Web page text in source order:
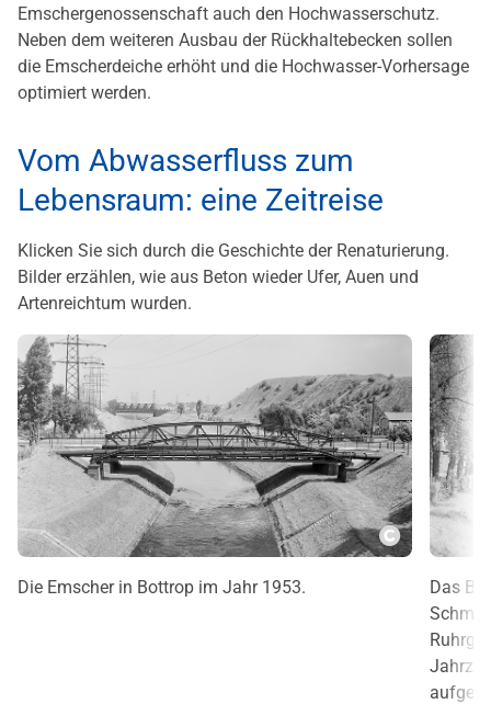
Emschergenossenschaft auch den Hochwasserschutz.
Neben dem weiteren Ausbau der Rückhaltebecken sollen
die Emscherdeiche erhöht und die Hochwasser-Vorhersage
optimiert werden.
Vom Abwasserfluss zum
Lebensraum: eine Zeitreise
Klicken Sie sich durch die Geschichte der Renaturierung.
Bilder erzählen, wie aus Beton wieder Ufer, Auen und
Artenreichtum wurden.
Copyright
Die Emscher in Bottrop im Jahr 1953.
Das